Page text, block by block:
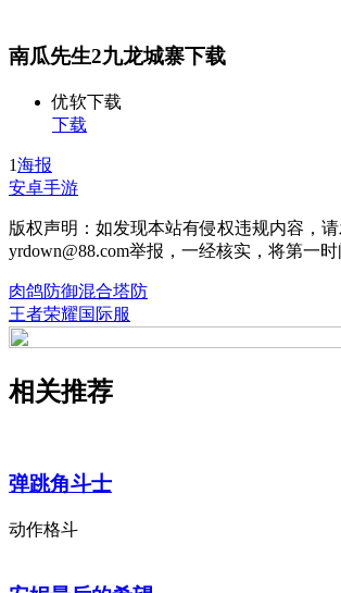
南瓜先生2九龙城寨下载
优软下载
下载
1海报
安卓手游
版权声明：如发现本站有侵权违规内容，
yrdown@88.com举报，一经核实，将第一时
肉鸽防御混合塔防
王者荣耀国际服
相关推荐
弹跳角斗士
动作格斗